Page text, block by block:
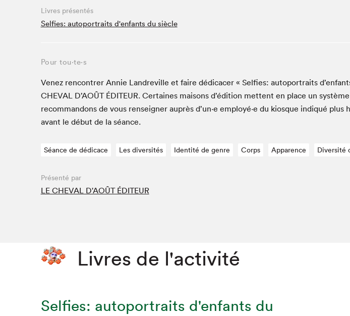
Café La Presse
Espace Côte-des-Neiges
La lecture en cadeau
Le grand jeu de lecture à voix haute du Salon du livre
de Montréal
Le Salon dans ta classe
Lettres québécoises au Salon
Liseur Public
Louisiane enracinée et branchée
Matinées scolaires
Mur des illustrateur·rice·s
bleu au SLM
Livres présentés
Selfies: autoportraits d'enfants du siècle
Pour tou⋅te⋅s
Venez ren­con­tr­er Annie Lan­dre­ville et faire dédi­cac­er « Self­ies: auto­por­traits
CHEVALD’AOÛT ÉDI­TEUR. Cer­taines maisons d’édi­tion met­tent en place un
recom­man­dons de vous ren­seign­er auprès d’un·e employé·e du kiosque indiqué plus
avant le début de la séance.
Séance de dédicace Les diversités Identité de genre Corps Apparence Diversité
Présenté par
LE CHEVAL D'AOÛT ÉDITEUR
Livres de l'activité
Selfies: autoportraits d'enfants du